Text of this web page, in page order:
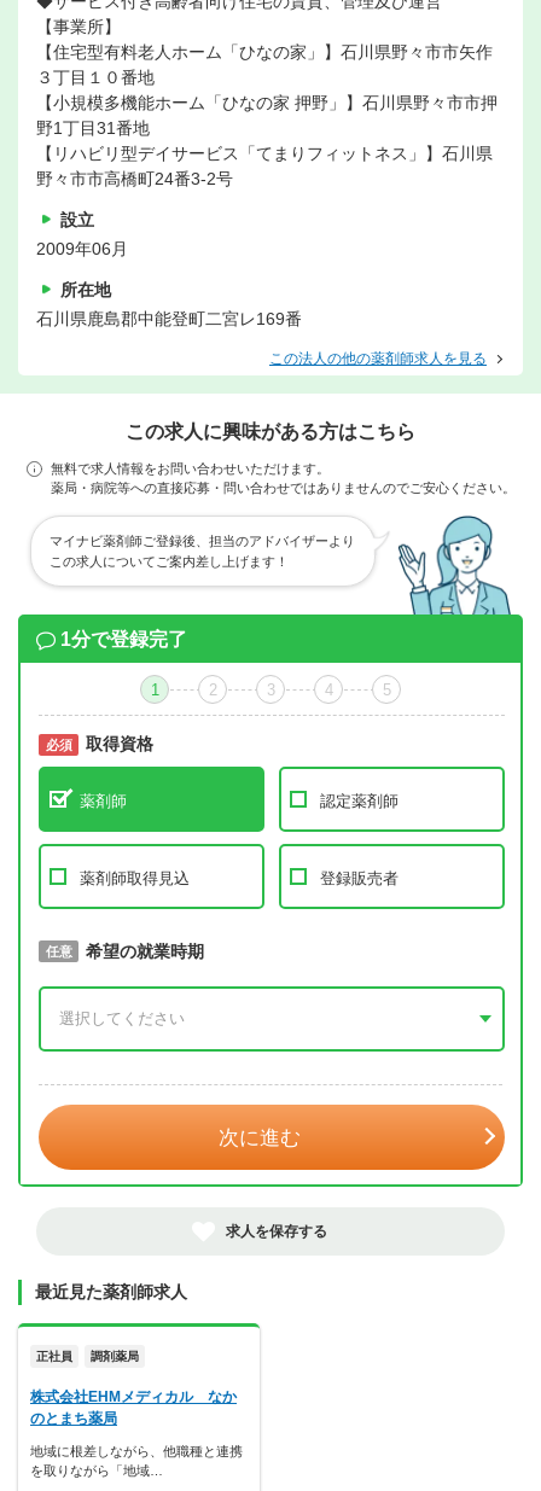
【事業所】
【住宅型有料老人ホーム「ひなの家」】石川県野々市市矢作
３丁目１０番地
【小規模多機能ホーム「ひなの家 押野」】石川県野々市市押
野1丁目31番地
【リハビリ型デイサービス「てまりフィットネス」】石川県
野々市市高橋町24番3-2号
設立
2009年06月
所在地
石川県鹿島郡中能登町二宮レ169番
この法人の他の薬剤師求人を見る
この求人に興味がある方はこちら
無料で求人情報をお問い合わせいただけます。
薬局・病院等への直接応募・問い合わせではありませんのでご安心ください。
マイナビ薬剤師ご登録後、担当のアドバイザーより
この求人についてご案内差し上げます！
1分で登録完了
1 2 3 4 5
必須 取得資格
薬剤師 認定薬剤師
薬剤師取得見込 登録販売者
必須 取得予定年
任意 希望の就業時期
次に進む
求人を保存する
最近見た薬剤師求人
正社員 調剤薬局
株式会社EHMメディカル なか
のとまち薬局
地域に根差しながら、他職種と連携
を取りながら「地域…